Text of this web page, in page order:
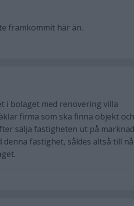
framkommit här än.
i bolaget med renovering villa
firma som ska finna objekt och
sälja fastigheten ut på
denna fastighet, såldes altså till